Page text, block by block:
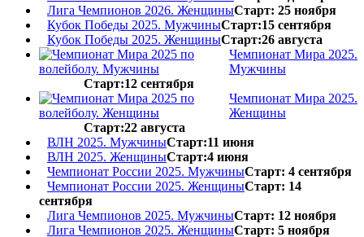
Лига Чемпионов 2026. ЖенщиныСтарт: 25 ноября
Кубок Победы 2025. МужчиныСтарт:15 сентября
Кубок Победы 2025. ЖенщиныСтарт:26 августа
Чемпионат Мира 2025.
Мужчины
Старт:12 сентября
Чемпионат Мира 2025.
Женщины
Старт:22 августа
ВЛН 2025. МужчиныСтарт:11 июня
ВЛН 2025. ЖенщиныСтарт:4 июня
Чемпионат России 2025. МужчиныСтарт: 4 сентября
Чемпионат России 2025. ЖенщиныСтарт: 14
сентября
Лига Чемпионов 2025. МужчиныСтарт: 12 ноября
Лига Чемпионов 2025. ЖенщиныСтарт: 5 ноября